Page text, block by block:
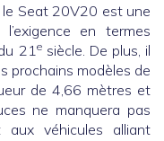
Seat 20V20 est une
en termes
21 esiècle. De plus, il
prochains modèles de
de 4,66 mètres et
ne manquera pas
aux véhicules alliant